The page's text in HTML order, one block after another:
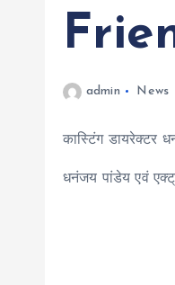
admin News
कास्टिंग डायरेक्टर
धनंजय पांडेय एवं